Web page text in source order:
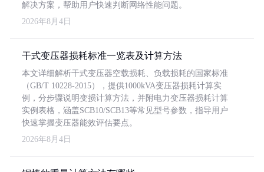
解决方案，帮助用户快速判断网络性能问题。
2026年8月4日
干式变压器损耗标准一览表及计算方法
本文详细解析干式变压器空载损耗、负载损耗的国家标准
（GB/T 10228-2015），提供1000kVA变压器损耗计算实
例，分步骤说明变损计算方法，并附电力变压器损耗计算
实例表格，涵盖SCB10/SCB13等常见型号参数，指导用户
快速掌握变压器能效评估要点。
2026年8月4日